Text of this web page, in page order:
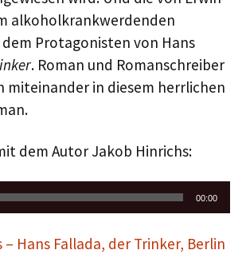
alkoholkrankwerdenden
Protagonisten von Hans
. Roman und Romanschreiber
miteinander in diesem herrlichen
dem Autor Jakob Hinrichs:
00:00
Hans Fallada, der Trinker, Berlin